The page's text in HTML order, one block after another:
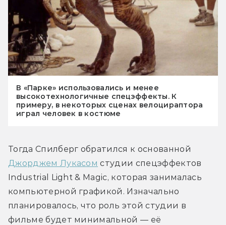
В «Парке» использовались и менее
высокотехнологичные спецэффекты. К
примеру, в некоторых сценах велоцираптора
играл человек в костюме
Джорджем Лукасом студии спецэффектов
Industrial Light & Magic, которая занималась
компьютерной графикой. Изначально
планировалось, что роль этой студии в
фильме будет минимальной — её